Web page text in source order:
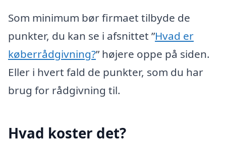
Som minimum bør firmaet tilbyde de
punkter, du kan se i afsnittet ”Hvad er
køberrådgivning?” højere oppe på siden.
Eller i hvert fald de punkter, som du har
brug for rådgivning til.
Hvad koster det?